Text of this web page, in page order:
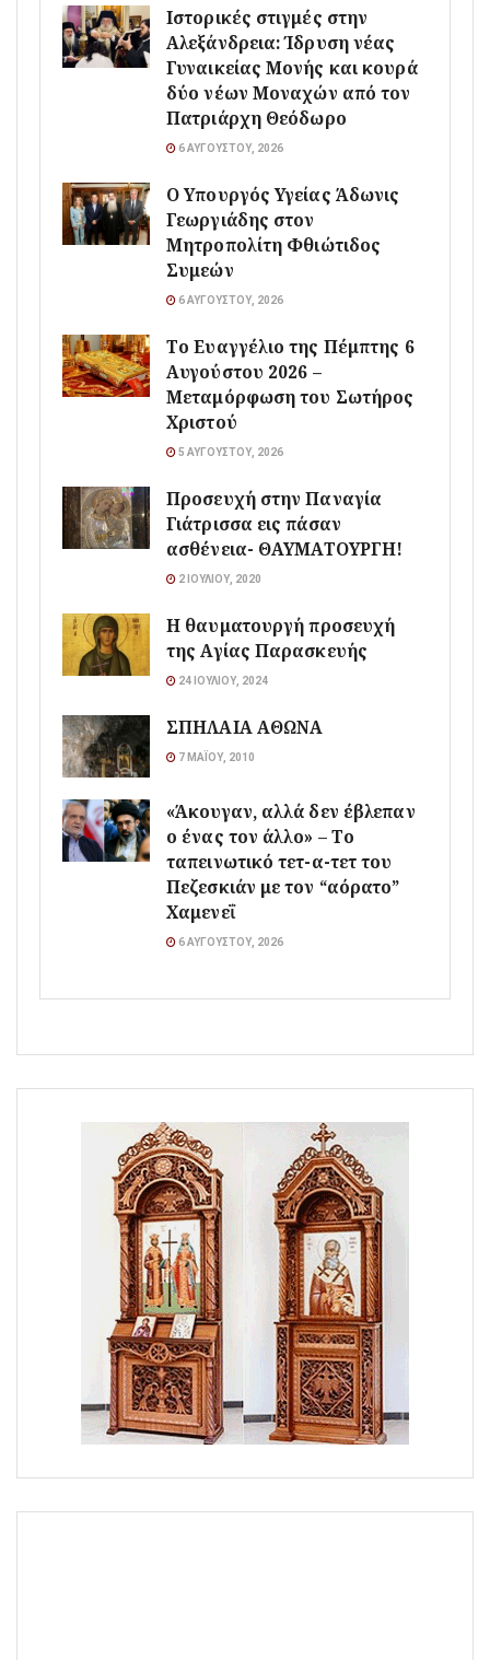
Ιστορικές στιγμές στην
Αλεξάνδρεια: Ίδρυση νέας
Γυναικείας Μονής και κουρά
δύο νέων Μοναχών από τον
Πατριάρχη Θεόδωρο
6 ΑΥΓΟΎΣΤΟΥ, 2026
O Υπουργός Υγείας Άδωνις
Γεωργιάδης στον
Μητροπολίτη Φθιώτιδος
Συμεών
6 ΑΥΓΟΎΣΤΟΥ, 2026
Το Ευαγγέλιο της Πέμπτης 6
Αυγούστου 2026 –
Μεταμόρφωση του Σωτήρος
Χριστού
5 ΑΥΓΟΎΣΤΟΥ, 2026
Προσευχή στην Παναγία
Γιάτρισσα εις πάσαν
ασθένεια- ΘΑΥΜΑΤΟΥΡΓΗ!
2 ΙΟΥΛΊΟΥ, 2020
Η θαυματουργή προσευχή
της Αγίας Παρασκευής
24 ΙΟΥΛΊΟΥ, 2024
ΣΠΗΛΑΙΑ ΑΘΩΝΑ
7 ΜΑΪ́ΟΥ, 2010
«Άκουγαν, αλλά δεν έβλεπαν
ο ένας τον άλλο» – Το
ταπεινωτικό τετ-α-τετ του
Πεζεσκιάν με τον “αόρατο”
Χαμενεΐ
6 ΑΥΓΟΎΣΤΟΥ, 2026